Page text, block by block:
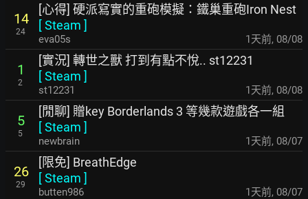
14
24
[心得] 硬派寫實的重砲模擬：鐵巢重砲Iron Nest
[Steam ]
eva05s 1天前, 08/08
1
2
[實況] 轉世之獸 打到有點不悅.. st12231
[Steam ]
st12231 1天前, 08/08
5
5
[閒聊] 贈key Borderlands 3 等幾款遊戲各一組
[Steam ]
newbrain 1天前, 08/07
26
29
[限免] BreathEdge
[Steam ]
butten986 1天前, 08/07